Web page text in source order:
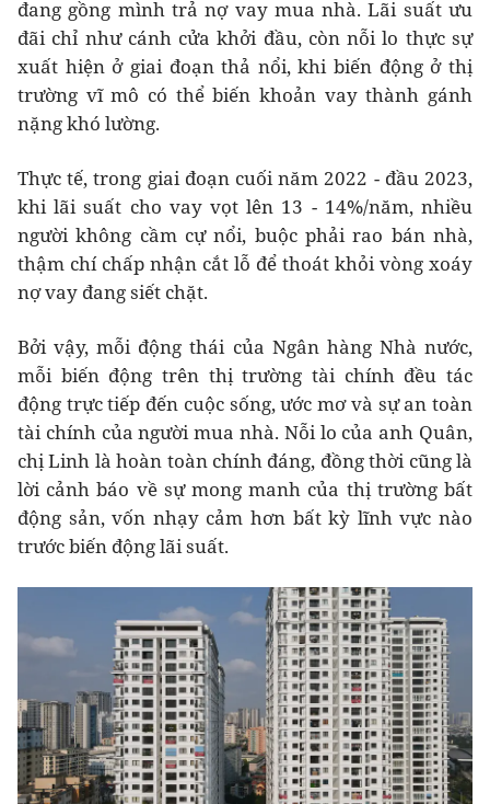
đang gồng mình trả nợ vay mua nhà. Lãi suất ưu
đãi chỉ như cánh cửa khởi đầu, còn nỗi lo thực sự
xuất hiện ở giai đoạn thả nổi, khi biến động ở thị
trường vĩ mô có thể biến khoản vay thành gánh
nặng khó lường.
Thực tế, trong giai đoạn cuối năm 2022 - đầu 2023,
khi lãi suất cho vay vọt lên 13 - 14%/năm, nhiều
người không cầm cự nổi, buộc phải rao bán nhà,
thậm chí chấp nhận cắt lỗ để thoát khỏi vòng xoáy
nợ vay đang siết chặt.
Bởi vậy, mỗi động thái của Ngân hàng Nhà nước,
mỗi biến động trên thị trường tài chính đều tác
động trực tiếp đến cuộc sống, ước mơ và sự an toàn
tài chính của người mua nhà. Nỗi lo của anh Quân,
chị Linh là hoàn toàn chính đáng, đồng thời cũng là
lời cảnh báo về sự mong manh của thị trường bất
động sản, vốn nhạy cảm hơn bất kỳ lĩnh vực nào
trước biến động lãi suất.